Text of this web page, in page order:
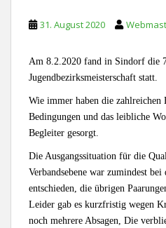
31. August 2020
Am 8.2.2020 fand in Sindorf die
Jugendbezirksmeisterschaft statt.
Wie immer haben die
Bedingungen und das leibliche
Begleiter gesorgt.
Die Ausgangssituation für die
Verbandsebene war zumindest
entschieden, die übrigen
Leider gab es kurzfristig wegen
noch mehrere Absagen, Die